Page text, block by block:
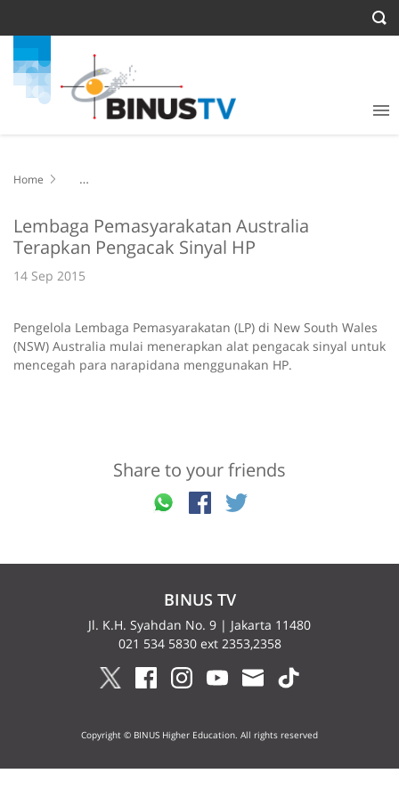
Home
Lembaga Pemasyarakatan Australia
Terapkan Pengacak Sinyal HP
14 Sep 2015
Pengelola Lembaga Pemasyarakatan (LP) di New South Wales
(NSW) Australia mulai menerapkan alat pengacak sinyal untuk
mencegah para narapidana menggunakan HP.
Share to your friends
BINUS TV
Jl. K.H. Syahdan No. 9 | Jakarta 11480
021 534 5830 ext 2353,2358
Copyright © BINUS Higher Education. All rights reserved